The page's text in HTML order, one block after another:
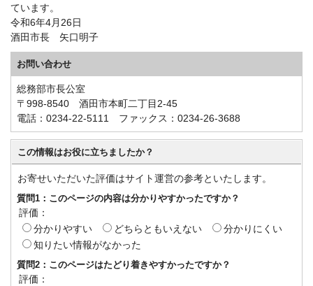
ています。
令和6年4月26日
酒田市長 矢口明子
お問い合わせ
総務部市長公室
〒998-8540 酒田市本町二丁目2-45
電話：0234-22-5111 ファックス：0234-26-3688
この情報はお役に立ちましたか？
お寄せいただいた評価はサイト運営の参考といたします。
質問1：このページの内容は分かりやすかったですか？
評価：
分かりやすい
どちらともいえない
分かりにくい
知りたい情報がなかった
質問2：このページはたどり着きやすかったですか？
評価：